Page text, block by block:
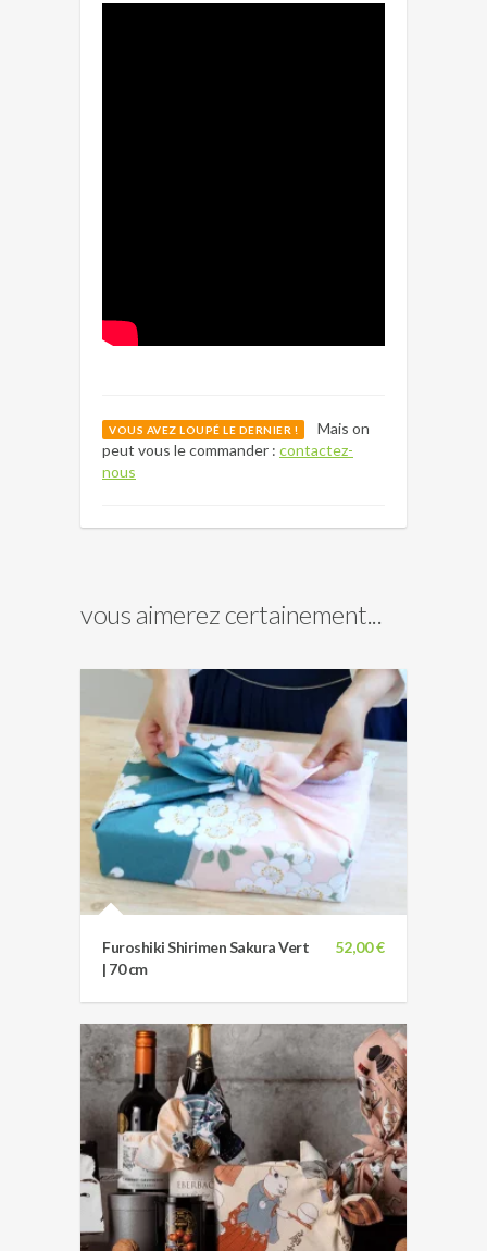
VOUS AVEZ LOUPÉ LE DERNIER !
Mais on
peut vous le commander : contactez-
nous
vous aimerez certainement...
52,00 €
Furoshiki Shirimen Sakura Vert
| 70 cm